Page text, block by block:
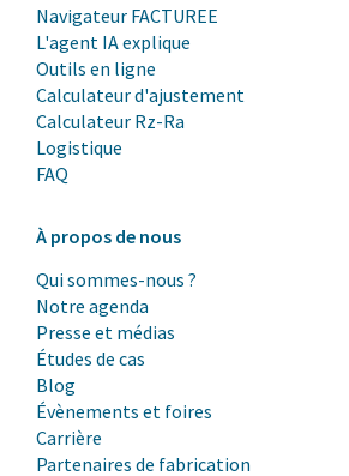
Navigateur FACTUREE
L'agent IA explique
Outils en ligne
Calculateur d'ajustement
Calculateur Rz-Ra
Logistique
FAQ
À propos de nous
Qui sommes-nous ?
Notre agenda
Presse et médias
Études de cas
Blog
Évènements et foires
Carrière
Partenaires de fabrication